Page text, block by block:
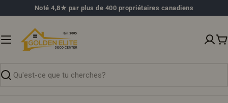
au
Noté 4,8★ par plus de 400 propriétaires canadiens
Recherche